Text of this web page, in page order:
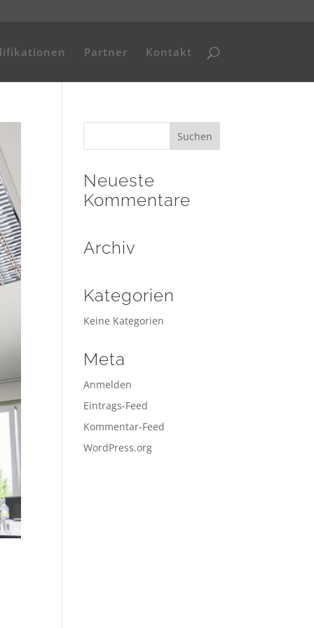
Partner Kontakt
Neueste
Kommentare
Archiv
Kategorien
Keine Kategorien
Meta
Anmelden
Eintrags-Feed
Kommentar-Feed
WordPress.org